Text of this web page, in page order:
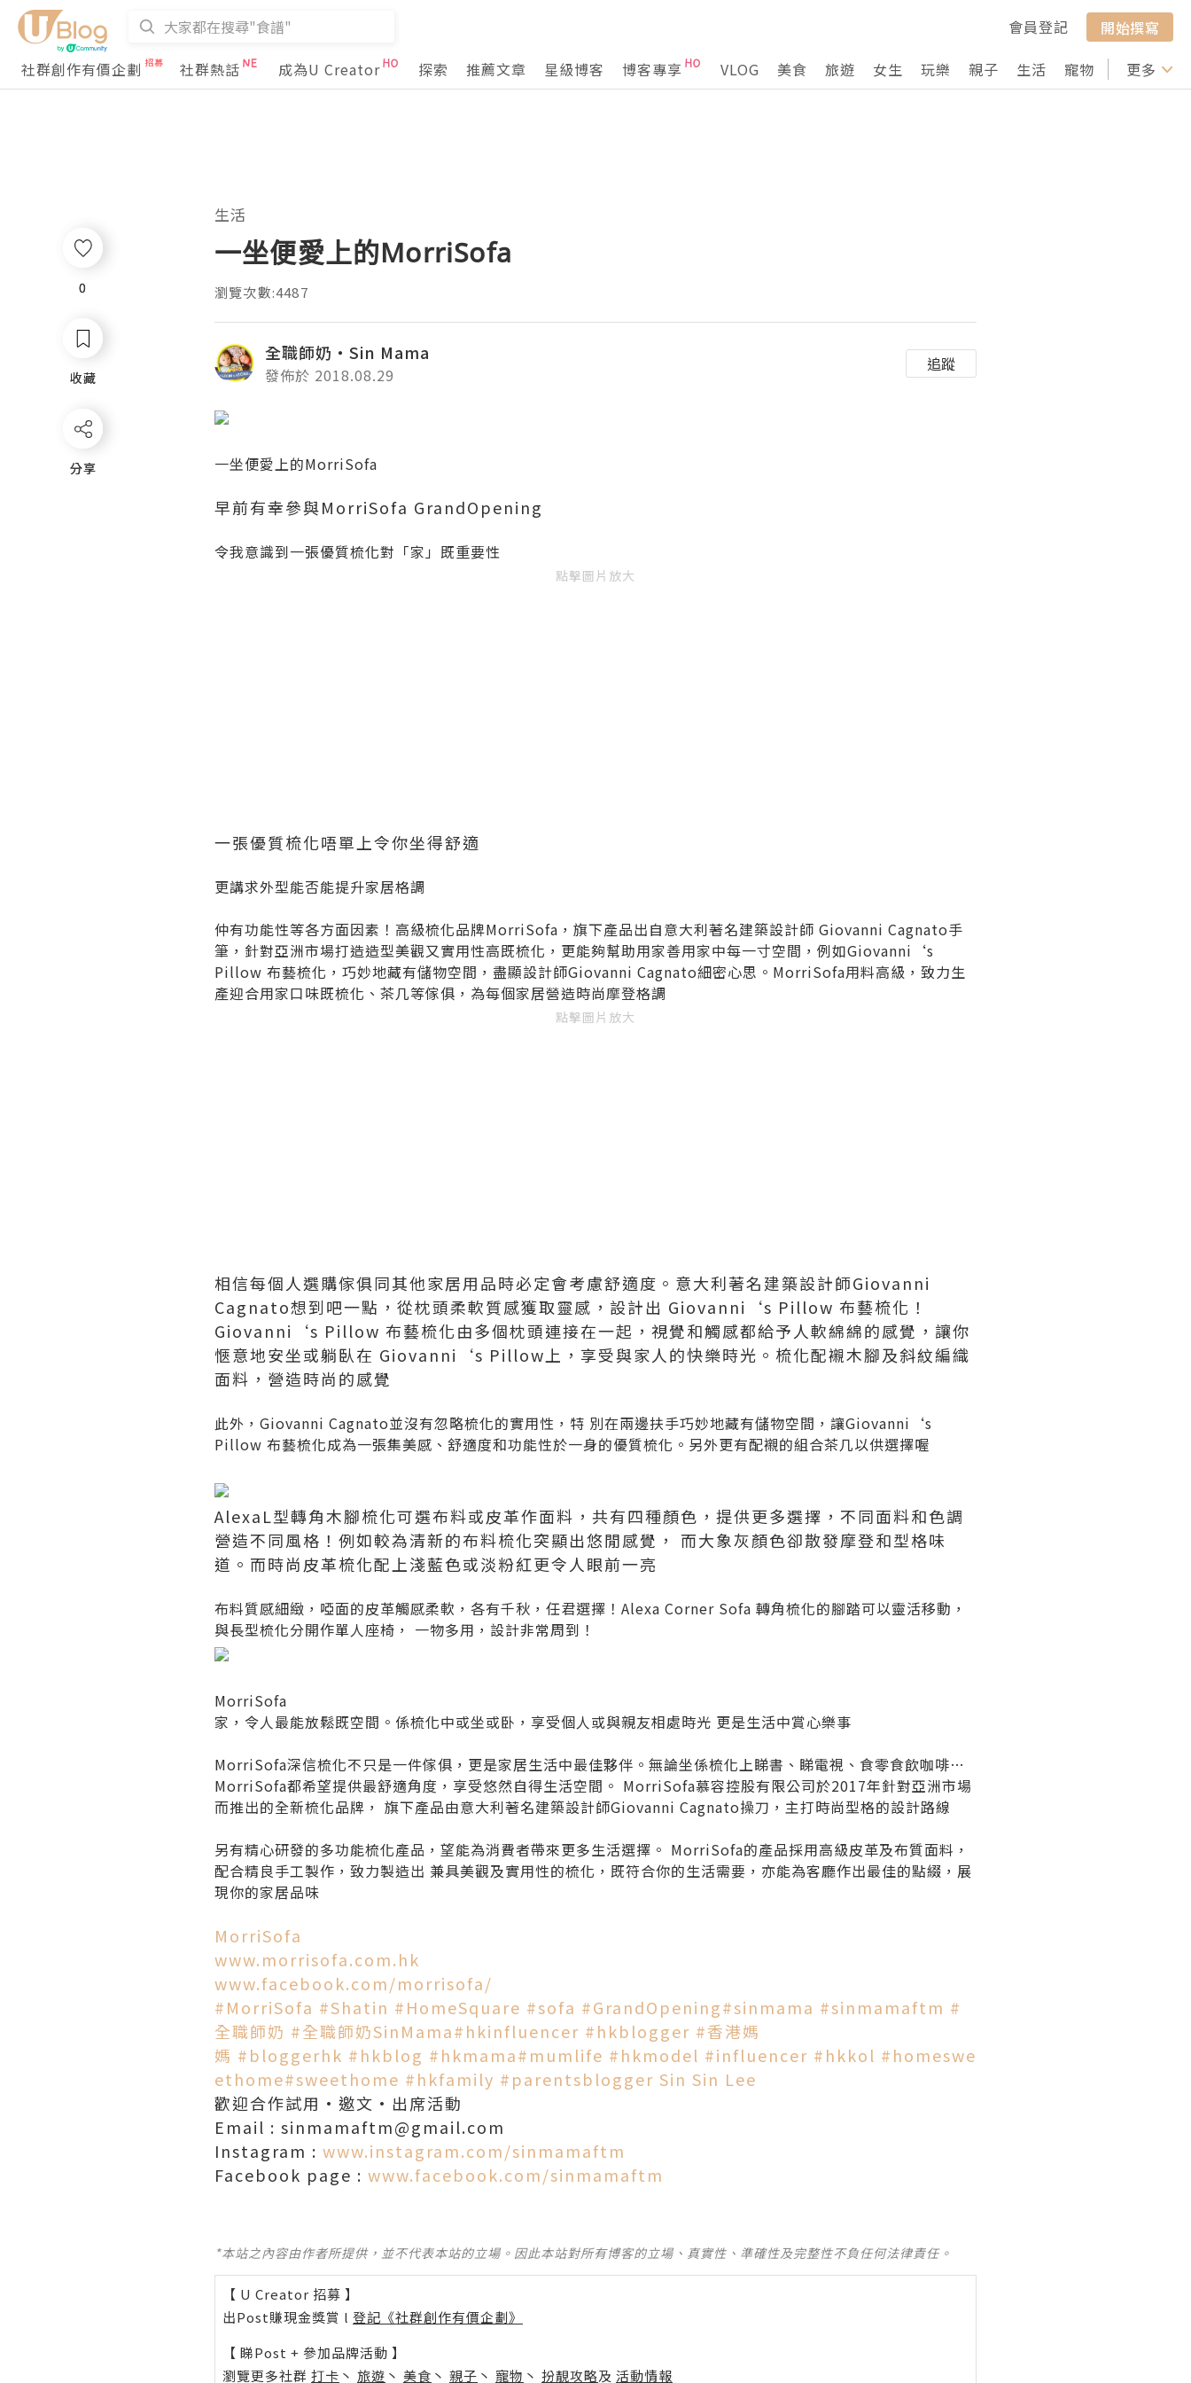
會員登記
開始撰寫
社群創作有價企劃
社群熱話 成為U Creator 探索 推薦文章 星級博客 博客專享 VLOG 美食 旅遊 女生 玩樂 親子 生活 寵物 行山 打卡
更多
0
收藏
分享
生活
一坐便愛上的MorriSofa
瀏覽次數:4487
全職師奶‧Sin Mama
發佈於 2018.08.29
追蹤
一坐便愛上的MorriSofa
早前有幸參與MorriSofa GrandOpening
令我意識到一張優質梳化對「家」既重要性
點擊圖片放大
一張優質梳化唔單上令你坐得舒適
更講求外型能否能提升家居格調
仲有功能性等各方面因素！高級梳化品牌MorriSofa，旗下產品出自意大利著名建築設計師 Giovanni Cagnato手
筆，針對亞洲市場打造造型美觀又實用性高既梳化，更能夠幫助用家善用家中每一寸空間，例如Giovanni‘s
Pillow 布藝梳化，巧妙地藏有儲物空間，盡顯設計師Giovanni Cagnato細密心思。MorriSofa用料高級，致力生
產迎合用家口味既梳化、茶几等傢俱，為每個家居營造時尚摩登格調
點擊圖片放大
相信每個人選購傢俱同其他家居用品時必定會考慮舒適度。意大利著名建築設計師Giovanni
Cagnato想到吧一點，從枕頭柔軟質感獲取靈感，設計出 Giovanni‘s Pillow 布藝梳化！
Giovanni‘s Pillow 布藝梳化由多個枕頭連接在一起，視覺和觸感都給予人軟綿綿的感覺，讓你
愜意地安坐或躺臥在 Giovanni‘s Pillow上，享受與家人的快樂時光。梳化配襯木腳及斜紋編織
面料，營造時尚的感覺
此外，Giovanni Cagnato並沒有忽略梳化的實用性，特 別在兩邊扶手巧妙地藏有儲物空間，讓Giovanni‘s
Pillow 布藝梳化成為一張集美感、舒適度和功能性於一身的優質梳化。另外更有配襯的組合茶几以供選擇喔
AlexaL型轉角木腳梳化可選布料或皮革作面料，共有四種顏色，提供更多選擇，不同面料和色調
營造不同風格！例如較為清新的布料梳化突顯出悠閒感覺， 而大象灰顏色卻散發摩登和型格味
道。而時尚皮革梳化配上淺藍色或淡粉紅更令人眼前一亮
布料質感細緻，啞面的皮革觸感柔軟，各有千秋，任君選擇！Alexa Corner Sofa 轉角梳化的腳踏可以靈活移動，
與長型梳化分開作單人座椅， 一物多用，設計非常周到！
MorriSofa
家，令人最能放鬆既空間。係梳化中或坐或卧，享受個人或與親友相處時光 更是生活中賞心樂事
MorriSofa深信梳化不只是一件傢俱，更是家居生活中最佳夥伴。無論坐係梳化上睇書、睇電視、食零食飲咖啡…
MorriSofa都希望提供最舒適角度，享受悠然自得生活空間。 MorriSofa慕容控股有限公司於2017年針對亞洲市場
而推出的全新梳化品牌， 旗下產品由意大利著名建築設計師Giovanni Cagnato操刀，主打時尚型格的設計路線
另有精心研發的多功能梳化產品，望能為消費者帶來更多生活選擇。 MorriSofa的產品採用高級皮革及布質面料，
配合精良手工製作，致力製造出 兼具美觀及實用性的梳化，既符合你的生活需要，亦能為客廳作出最佳的點綴，展
現你的家居品味
MorriSofa
www.morrisofa.com.hk
www.facebook.com/morrisofa/
#MorriSofa #Shatin #HomeSquare #sofa #GrandOpening#sinmama #sinmamaftm #
全職師奶 #全職師奶SinMama#hkinfluencer #hkblogger #香港媽
媽 #bloggerhk #hkblog #hkmama#mumlife #hkmodel #influencer #hkkol #homeswe
ethome#sweethome #hkfamily #parentsblogger Sin Sin Lee
歡迎合作試用·邀文·出席活動
Email : sinmamaftm@gmail.com
Instagram : www.instagram.com/sinmamaftm
Facebook page : www.facebook.com/sinmamaftm
*本站之內容由作者所提供，並不代表本站的立場。因此本站對所有博客的立場、真實性、準確性及完整性不負任何法律責任。
【 U Creator 招募 】
出Post賺現金獎賞 l 登記《社群創作有價企劃》
【 睇Post + 參加品牌活動 】
瀏覽更多社群 打卡 丶 旅遊 丶 美食 丶 親子 丶 寵物 丶 扮靚攻略及 活動情報
0
收藏
分享